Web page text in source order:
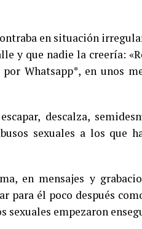
en situación
y que nadie la creería:
Whatsapp*, en unos
descalza,
sexuales a los que
en mensajes y
para él poco después
sexuales empezaron